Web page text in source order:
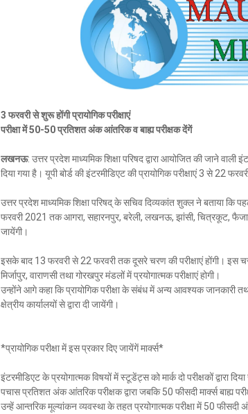
Mau Beat
Mau:- V-
Mau Beat
Mau:-
Mau Beat
Mau:- प्री
Mau:-
Mau:-मऊ
Mau Beat
Mau:-
Mau Beat
Mau:-जांच
Mau Beat
Mau:-सांप
Mau Beat
3 फरवरी से शुरू होंगी प्रायोगिक परीक्षाएं
परीक्षा में 50-50 प्रतिशत अंक आंतरिक व बाह्य परीक्षक देंगें
लखनऊ: उत्तर प्रदेश माध्यमिक शिक्षा परिषद द्वारा आयोजित की जाने वाली
दिया गया है। यूपी बोर्ड की इंटरमीडिएट की प्रायोगिक परीक्षाएं 3 से 22
उत्तर प्रदेश माध्यमिक शिक्षा परिषद् के सचिव दिव्यकांत शुक्ल ने बताया कि
फरवरी 2021 तक आगरा, सहारनपुर, बरेली, लखनऊ, झांसी, चित्रकूट,
जायेंगी।
इसके बाद 13 फरवरी से 22 फरवरी तक दूसरे चरण की परीक्षाएं होंगी। इस
मिर्जापुर, वाराणसी तथा गोरखपुर मंडलों में प्रयोगात्मक परीक्षाएं होगी।
उन्होंने आगे कहा कि प्रायोगिक परीक्षा के संबंध में अन्य आवश्यक जानकारी
क्षेत्रीय कार्यालयों से द्वारा दी जायेंगी।
*प्रायोगिक परीक्षा में इस प्रकार दिए जायेंगें मार्क्स*
इंटरमीडिएट के प्रयोगात्मक विषयों में स्टूडेंट्स को मार्क दो परीक्षकों द्वारा
पचास प्रतिशत अंक आंतरिक परीक्षक द्वारा जबकि 50 फीसदी मार्क्स बाह्य
उन्हें आन्तरिक मूल्यांकन व्यवस्था के तहत प्रयोगात्मक परीक्षा में 50